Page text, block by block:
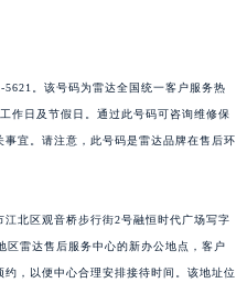
。该号码为雷达全国统一客户服务热
作日及节假日。通过此号码可咨询维修保
宜。请注意，此号码是雷达品牌在售后环
北区观音桥步行街2号融恒时代广场写字
区雷达售后服务中心的新办公地点，客户
，以便中心合理安排接待时间。该地址位